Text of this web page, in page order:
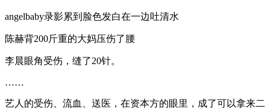
angelbaby录影累到脸色发白在一边吐清水
陈赫背200斤重的大妈压伤了腰
李晨眼角受伤，缝了20针。
……
艺人的受伤、流血、送医，在资本方的眼里，成了可以拿来二